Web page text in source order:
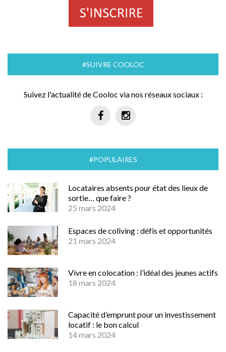
#SUIVRE COOLOC
Suivez l'actualité de Cooloc via nos réseaux sociaux :
#POPULAIRES
Locataires absents pour état des lieux de
sortie… que faire ?
25 mars 2024
Espaces de coliving : défis et opportunités
21 mars 2024
Vivre en colocation : l’idéal des jeunes actifs
18 mars 2024
Capacité d’emprunt pour un investissement
locatif : le bon calcul
14 mars 2024